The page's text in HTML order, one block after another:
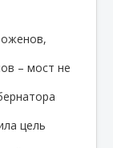
цель